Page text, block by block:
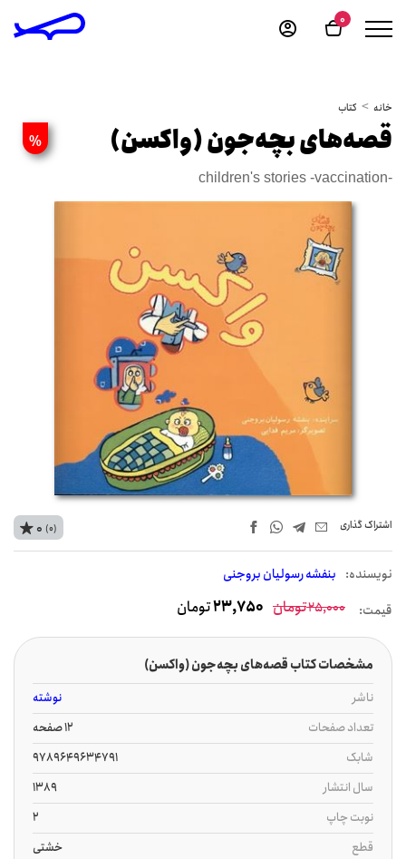
0
خانه کتاب
% قصه‌های بچه‌جون (واکسن)
children's stories -vaccination-
اشتراک‌ گذاری
نويسنده: بنفشه رسولیان بروجنی
0 (0)
قیمت: 25,000تومان 23,750تومان
مشخصات کتاب قصه‌های بچه‌جون (واکسن)
ناشر
نوشته
تعداد صفحات
12 صفحه
شابک
9789649634791
سال انتشار
1389
نوبت چاپ
2
قطع
خشتی